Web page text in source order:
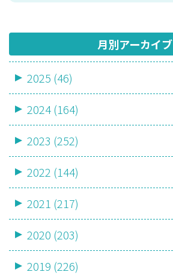
月別アーカイブ
2025 (46)
2024 (164)
2023 (252)
2022 (144)
2021 (217)
2020 (203)
2019 (226)